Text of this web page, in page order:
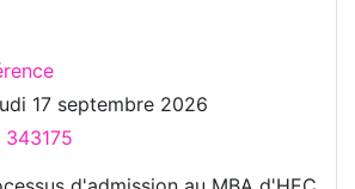
17 septembre 2026
343175